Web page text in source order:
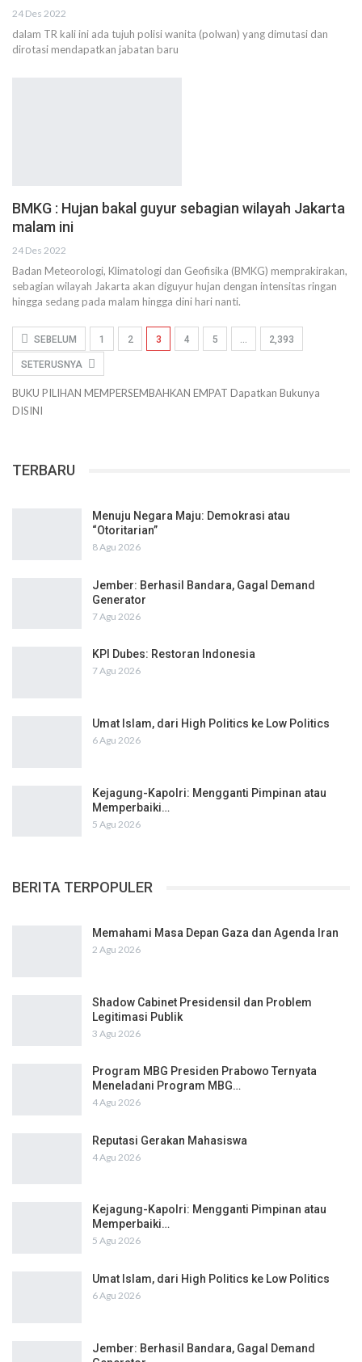
24 Des 2022
dalam TR kali ini ada tujuh polisi wanita (polwan) yang dimutasi dan
dirotasi mendapatkan jabatan baru
BMKG : Hujan bakal guyur sebagian wilayah Jakarta
malam ini
24 Des 2022
Badan Meteorologi, Klimatologi dan Geofisika (BMKG) memprakirakan,
sebagian wilayah Jakarta akan diguyur hujan dengan intensitas ringan
hingga sedang pada malam hingga dini hari nanti.
SEBELUM 1 2 3 4 5 … 2,393
SETERUSNYA
BUKU PILIHAN MEMPERSEMBAHKAN EMPAT Dapatkan Bukunya
DISINI
TERBARU
Menuju Negara Maju: Demokrasi atau
“Otoritarian”
8 Agu 2026
Jember: Berhasil Bandara, Gagal Demand
Generator
7 Agu 2026
KPI Dubes: Restoran Indonesia
7 Agu 2026
Umat Islam, dari High Politics ke Low Politics
6 Agu 2026
Kejagung-Kapolri: Mengganti Pimpinan atau
Memperbaiki…
5 Agu 2026
BERITA TERPOPULER
Memahami Masa Depan Gaza dan Agenda Iran
2 Agu 2026
Shadow Cabinet Presidensil dan Problem
Legitimasi Publik
3 Agu 2026
Program MBG Presiden Prabowo Ternyata
Meneladani Program MBG…
4 Agu 2026
Reputasi Gerakan Mahasiswa
4 Agu 2026
Kejagung-Kapolri: Mengganti Pimpinan atau
Memperbaiki…
5 Agu 2026
Umat Islam, dari High Politics ke Low Politics
6 Agu 2026
Jember: Berhasil Bandara, Gagal Demand